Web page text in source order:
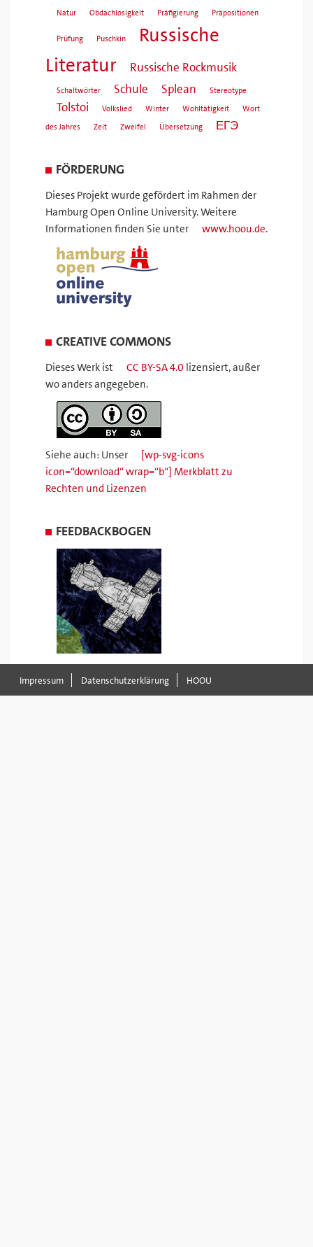
Natur Obdachlosigkeit Präfigierung Präpositionen
Prüfung Puschkin
Russische
Literatur
Russische Rockmusik
Schaltwörter Schule Splean Stereotype
Tolstoi Volkslied Winter Wohltätigkeit
Wort
des Jahres
Zeit Zweifel Übersetzung ЕГЭ
FÖRDERUNG
Dieses Projekt wurde gefördert im Rahmen der
Hamburg Open Online University. Weitere
Informationen finden Sie unter
www.hoou.de.
CREATIVE COMMONS
Dieses Werk ist CC BY-SA 4.0 lizensiert, außer
wo anders angegeben.
Siehe auch: Unser
[wp-svg-icons
icon=“download“ wrap=“b“] Merkblatt zu
Rechten und Lizenzen
FEEDBACKBOGEN
Impressum Datenschutzerklärung HOOU